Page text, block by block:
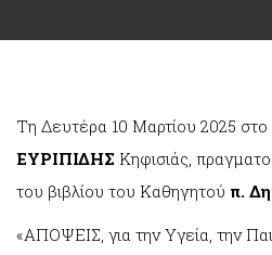
Τη Δευτέρα 10 Μαρτίου 2025 στο
ΕΥΡΙΠΙΔΗΣ Κηφισιάς,
του βιβλίου του Καθηγητού π.
«ΑΠΟΨΕΙΣ, για την Υγεία, την